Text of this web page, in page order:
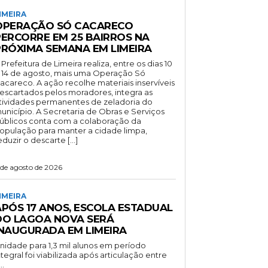
SÓ CACARECO
EM 25 BAIRROS NA
SEMANA EM LIMEIRA
Prefeitura de Limeira realiza, entre os dias 10
14 de agosto, mais uma Operação Só
A ação recolhe materiais inservíveis
pelos moradores, integra as
permanentes de zeladoria do
A Secretaria de Obras e Serviços
conta com a colaboração da
para manter a cidade limpa,
o descarte […]
agosto de 2026
17 ANOS, ESCOLA ESTADUAL
LAGOA NOVA SERÁ
EM LIMEIRA
para 1,3 mil alunos em período
foi viabilizada após articulação entre